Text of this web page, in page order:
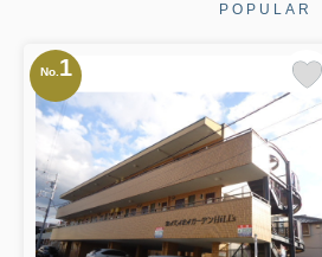
POPULAR
No.1